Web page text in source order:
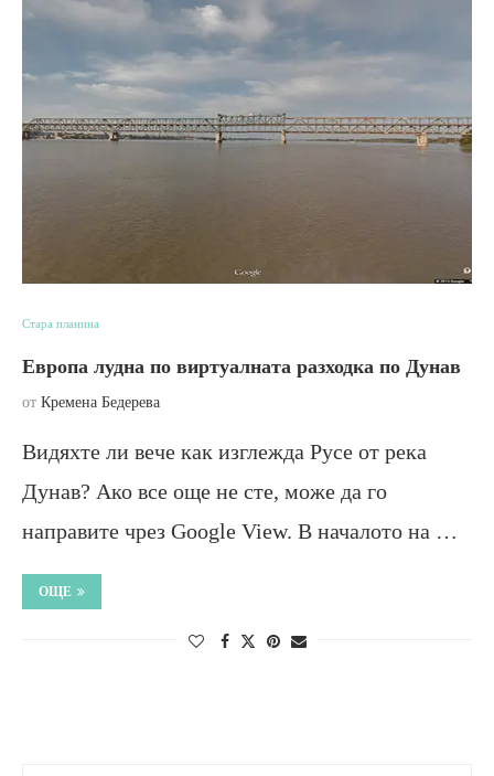
Стара планина
Европа лудна по виртуалната разходка по Дунав
от Кремена Бедерева
Видяхте ли вече как изглежда Русе от река
Дунав? Ако все още не сте, може да го
направите чрез Google View. В началото на …
ОЩЕ